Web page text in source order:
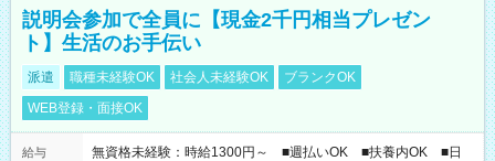
説明会参加で全員に【現金2千円相当プレゼン
ト】生活のお手伝い
派遣 職種未経験OK 社会人未経験OK
ブランクOK
WEB登録・面接OK
給与
無資格未経験：時給1300円～ ■週払いOK ■扶養内OK ■日